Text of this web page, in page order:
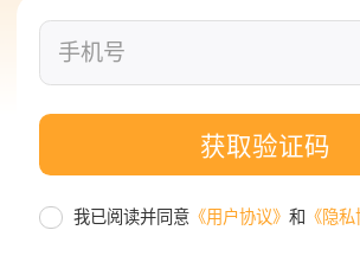
获取验证码
我已阅读并同意 《用户协议》和 《隐私